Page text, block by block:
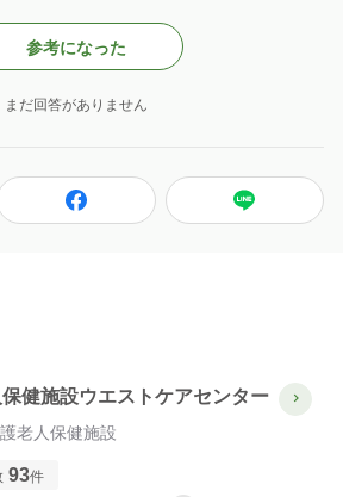
参考になった
まだ回答がありません
健施設ウエストケアセンター
老人保健施設
93件